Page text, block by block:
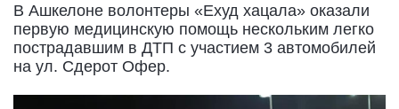
В Ашкелоне волонтеры «Ехуд хацала» оказали
первую медицинскую помощь нескольким легко
пострадавшим в ДТП с участием 3 автомобилей
на ул. Сдерот Офер.